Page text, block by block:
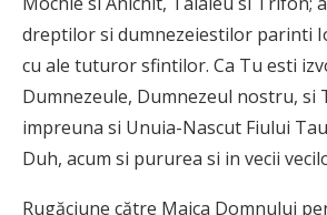
dreptilor si dumnezeiestilor parinti
cu ale tuturor sfintilor. Ca Tu esti
Dumnezeule, Dumnezeul nostru, si
impreuna si Unuia-Nascut Fiului
Duh, acum si pururea si in vecii
Rugăciune către Maica Domnului